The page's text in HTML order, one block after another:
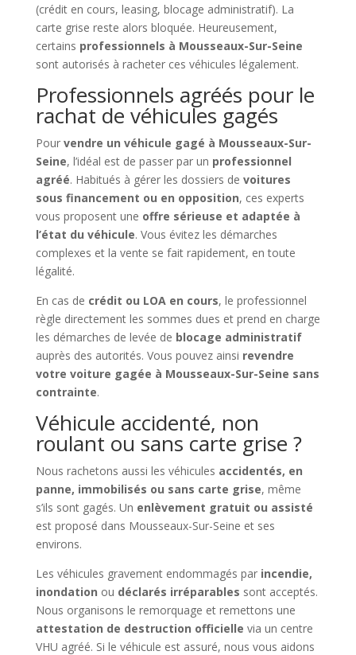
(crédit en cours, leasing, blocage administratif). La
carte grise reste alors bloquée. Heureusement,
certains professionnels à Mousseaux-Sur-Seine
sont autorisés à racheter ces véhicules légalement.
Professionnels agréés pour le
rachat de véhicules gagés
Pour vendre un véhicule gagé à Mousseaux-Sur-
Seine, l’idéal est de passer par un professionnel
agréé. Habitués à gérer les dossiers de voitures
sous financement ou en opposition, ces experts
vous proposent une offre sérieuse et adaptée à
l’état du véhicule. Vous évitez les démarches
complexes et la vente se fait rapidement, en toute
légalité.
En cas de crédit ou LOA en cours, le professionnel
règle directement les sommes dues et prend en charge
les démarches de levée de blocage administratif
auprès des autorités. Vous pouvez ainsi revendre
votre voiture gagée à Mousseaux-Sur-Seine sans
contrainte.
Véhicule accidenté, non
roulant ou sans carte grise ?
Nous rachetons aussi les véhicules accidentés, en
panne, immobilisés ou sans carte grise, même
s’ils sont gagés. Un enlèvement gratuit ou assisté
est proposé dans Mousseaux-Sur-Seine et ses
environs.
Les véhicules gravement endommagés par incendie,
inondation ou déclarés irréparables sont acceptés.
Nous organisons le remorquage et remettons une
attestation de destruction officielle via un centre
VHU agréé. Si le véhicule est assuré, nous vous aidons